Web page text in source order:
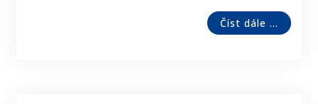
Číst dále ...